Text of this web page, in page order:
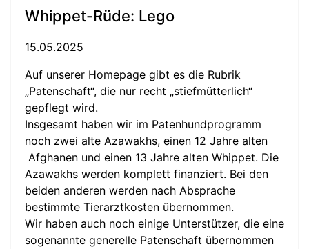
Whippet-Rüde: Lego
15.05.2025
Auf unserer Homepage gibt es die Rubrik
„Patenschaft“, die nur recht „stiefmütterlich“
gepflegt wird.
Insgesamt haben wir im Patenhundprogramm
noch zwei alte Azawakhs, einen 12 Jahre alten
Afghanen und einen 13 Jahre alten Whippet. Die
Azawakhs werden komplett finanziert. Bei den
beiden anderen werden nach Absprache
bestimmte Tierarztkosten übernommen.
Wir haben auch noch einige Unterstützer, die eine
sogenannte generelle Patenschaft übernommen